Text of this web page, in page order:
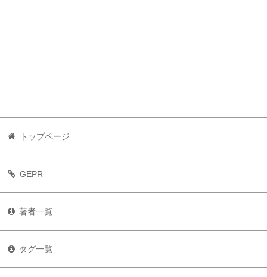
トップページ
GEPR
著者一覧
タグ一覧